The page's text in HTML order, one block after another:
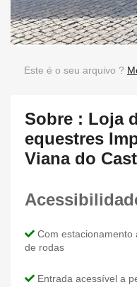
Este é o seu arquivo ?
Sobre : Loja
equestres
Viana do
Com estacionamento
de rodas
Entrada acessível a